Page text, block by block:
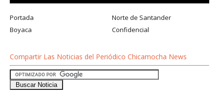
Portada
Norte de Santander
Boyaca
Confidencial
Compartir Las Noticias del Periódico Chicamocha News